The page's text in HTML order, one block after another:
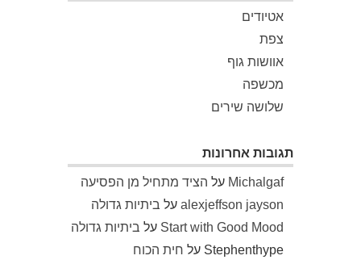
אטיודים
צפת
אוושות גוף
מכשפה
שלושה שירים
תגובות אחרונות
Michalgaf על הציד מתחיל מן הפסיעה
alexjeffson jayson על ביתיות גדולה
Start with Good Mood על ביתיות גדולה
Stephenthype על חית הכוח